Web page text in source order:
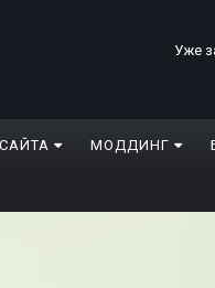
Уже
МОДДИНГ